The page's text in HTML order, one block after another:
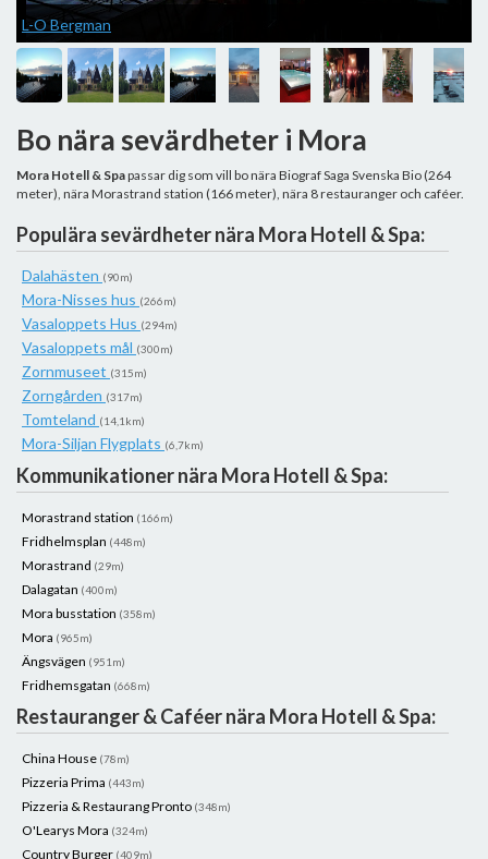
L-O Bergman
Bo nära sevärdheter i Mora
Mora Hotell & Spapassar dig som vill bo nära Biograf Saga Svenska Bio (264
meter), nära Morastrand station (166 meter), nära 8 restauranger och caféer.
Populära sevärdheter nära Mora Hotell & Spa:
Dalahästen (90m)
Mora-Nisses hus (266m)
Vasaloppets Hus (294m)
Vasaloppets mål (300m)
Zornmuseet (315m)
Zorngården (317m)
Tomteland (14,1km)
Mora-Siljan Flygplats (6,7km)
Kommunikationer nära Mora Hotell & Spa:
Morastrand station (166m)
Fridhelmsplan (448m)
Morastrand (29m)
Dalagatan (400m)
Mora busstation (358m)
Mora (965m)
Ängsvägen (951m)
Fridhemsgatan (668m)
Restauranger & Caféer nära Mora Hotell & Spa:
China House (78m)
Pizzeria Prima (443m)
Pizzeria & Restaurang Pronto (348m)
O'Learys Mora (324m)
Country Burger (409m)